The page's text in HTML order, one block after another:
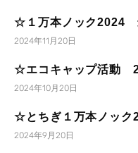
☆１万本ノック2024
2024年11月20日
☆エコキャップ活動
2024年10月20日
☆とちぎ１万本ノッ
2024年9月20日